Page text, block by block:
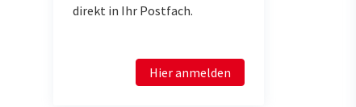
direkt in Ihr Postfach.
Hier anmelden